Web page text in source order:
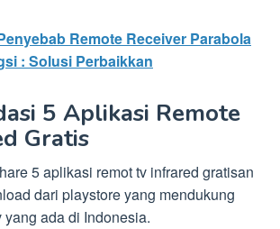
Remote Receiver Parabola
: Solusi Perbaikkan
5 Aplikasi Remote
Gratis
5 aplikasi remot tv infrared gratisan
dari playstore yang mendukung
yang ada di Indonesia.